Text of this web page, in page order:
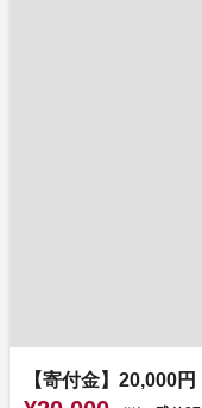
【寄付金】20,000円